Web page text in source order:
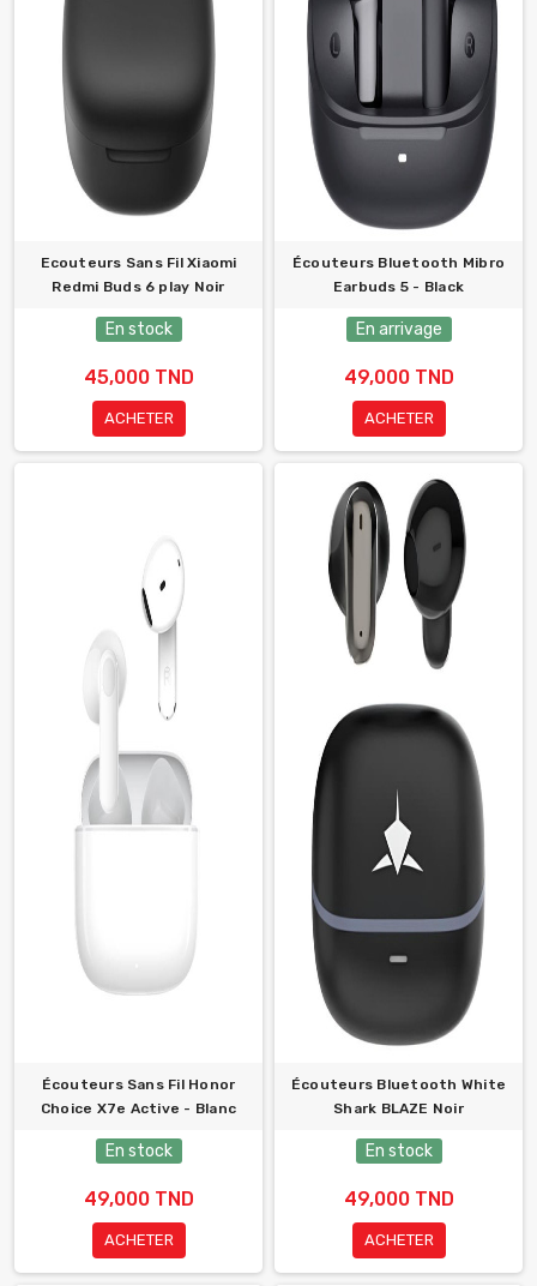
Ecouteurs Sans Fil Xiaomi
Redmi Buds 6 play Noir
En stock
45,000 TND
ACHETER
Écouteurs Bluetooth Mibro
Earbuds 5 - Black
En arrivage
49,000 TND
ACHETER
Écouteurs Sans Fil Honor
Choice X7e Active - Blanc
En stock
49,000 TND
ACHETER
Écouteurs Bluetooth White
Shark BLAZE Noir
En stock
49,000 TND
ACHETER